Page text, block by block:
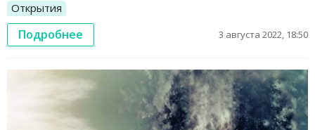
Открытия
Подробнее 3 августа 2022, 18:50